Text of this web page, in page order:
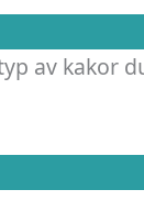
av kakor